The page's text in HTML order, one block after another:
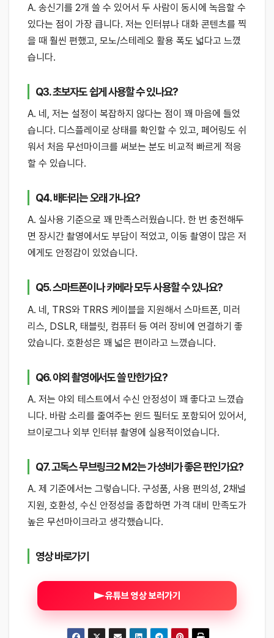
A. 송신기를 2개 쓸 수 있어서 두 사람이 동시에 녹음할 수
있다는 점이 가장 큽니다. 저는 인터뷰나 대화 콘텐츠를 찍
을 때 훨씬 편했고, 모노/스테레오 활용 폭도 넓다고 느꼈
습니다.
Q3. 초보자도 쉽게 사용할 수 있나요?
A. 네, 저는 설정이 복잡하지 않다는 점이 꽤 마음에 들었
습니다. 디스플레이로 상태를 확인할 수 있고, 페어링도 쉬
워서 처음 무선마이크를 써보는 분도 비교적 빠르게 적응
할 수 있습니다.
Q4. 배터리는 오래 가나요?
A. 실사용 기준으로 꽤 만족스러웠습니다. 한 번 충전해두
면 장시간 촬영에서도 부담이 적었고, 이동 촬영이 많은 저
에게도 안정감이 있었습니다.
Q5. 스마트폰이나 카메라 모두 사용할 수 있나요?
A. 네, TRS와 TRRS 케이블을 지원해서 스마트폰, 미러
리스, DSLR, 태블릿, 컴퓨터 등 여러 장비에 연결하기 좋
았습니다. 호환성은 꽤 넓은 편이라고 느꼈습니다.
Q6. 야외 촬영에서도 쓸 만한가요?
A. 저는 야외 테스트에서 수신 안정성이 꽤 좋다고 느꼈습
니다. 바람 소리를 줄여주는 윈드 필터도 포함되어 있어서,
브이로그나 외부 인터뷰 촬영에 실용적이었습니다.
Q7. 고독스 무브링크2 M2는 가성비가 좋은 편인가요?
A. 제 기준에서는 그렇습니다. 구성품, 사용 편의성, 2채널
지원, 호환성, 수신 안정성을 종합하면 가격 대비 만족도가
높은 무선마이크라고 생각했습니다.
영상 바로가기
유튜브 영상 보러가기